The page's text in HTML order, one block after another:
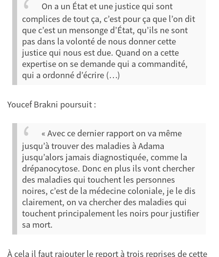
On a un État et une justice qui sont
complices de tout ça, c’est pour ça que l’on dit
que c’est un mensonge d’État, qu’ils ne sont
pas dans la volonté de nous donner cette
justice qui nous est due. Quand on a cette
expertise on se demande qui a commandité,
qui a ordonné d’écrire (…)
Youcef Brakni poursuit :
« Avec ce dernier rapport on va même
jusqu’à trouver des maladies à Adama
jusqu’alors jamais diagnostiquée, comme la
drépanocytose. Donc en plus ils vont chercher
des maladies qui touchent les personnes
noires, c’est de la médecine coloniale, je le dis
clairement, on va chercher des maladies qui
touchent principalement les noirs pour justifier
sa mort.
À cela il faut rajouter le report à trois reprises de cette